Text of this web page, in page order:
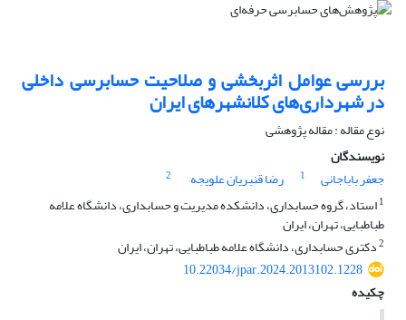
بررسی عوامل اثربخشی و صلاحیت حسابرسی داخلی
در شهرداری‌های کلانشهرهای ایران
نوع مقاله : مقاله پژوهشی
نویسندگان
جعفر باباجانی
1 رضا قنبریان علویجه
2
1استاد، گروه حسابداری، دانشکده مدیریت و حسابداری، دانشگاه علامه
طباطبایی، تهران، ایران
2دکتری حسابداری، دانشگاه علامه طباطبایی، تهران، ایران
10.22034/jpar.2024.2013102.1228
چکیده